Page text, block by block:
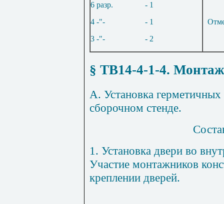
6 разр.
- 1
4 -"-
- 1
3 -"-
- 2
§ ТВ14-4-1-4. Монтаж
А. Установка
сборочном стенде.
1 . Установка двери во
Участие монтажников
креплении дверей.